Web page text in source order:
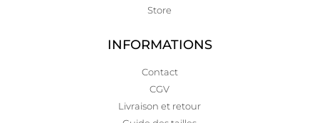
Store
INFORMATIONS
Contact
CGV
Livraison et retour